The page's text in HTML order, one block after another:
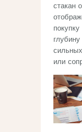
стакан
или